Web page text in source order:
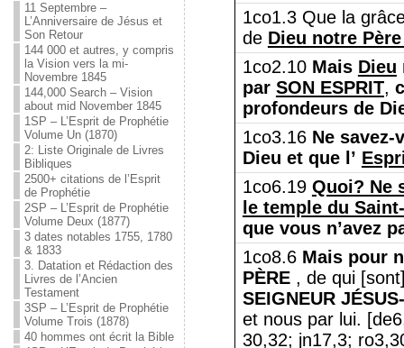
11 Septembre –
L’Anniversaire de Jésus et
Son Retour
144 000 et autres, y compris
la Vision vers la mi-
Novembre 1845
144,000 Search – Vision
about mid November 1845
1SP – L’Esprit de Prophétie
Volume Un (1870)
2: Liste Originale de Livres
Bibliques
2500+ citations de l’Esprit
de Prophétie
2SP – L’Esprit de Prophétie
Volume Deux (1877)
3 dates notables 1755, 1780
& 1833
3. Datation et Rédaction des
Livres de l’Ancien
Testament
3SP – L’Esprit de Prophétie
Volume Trois (1878)
40 hommes ont écrit la Bible
1co1.3 Que la
de Dieu notre
1co2.10 Mais Dieu
par SON ESPRIT,
profondeurs de
1co3.16 Ne
Dieu et que l’
1co6.19 Quoi? Ne
le temple du
que vous n’avez
1co8.6 Mais pour
PÈRE, de qui
SEIGNEUR
et nous par lui.
30,32; jn17,3;